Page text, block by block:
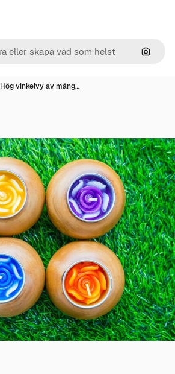
Sök
Hög vinkelvy av mång…